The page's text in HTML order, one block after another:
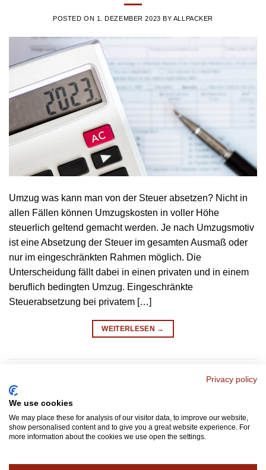
POSTED ON 1. DEZEMBER 2023 BY ALLPACKER
Umzug was kann man von der Steuer absetzen? Nicht in
allen Fällen können Umzugskosten in voller Höhe
steuerlich geltend gemacht werden. Je nach Umzugsmotiv
ist eine Absetzung der Steuer im gesamten Ausmaß oder
nur im eingeschränkten Rahmen möglich. Die
Unterscheidung fällt dabei in einen privaten und in einem
beruflich bedingten Umzug. Eingeschränkte
Steuerabsetzung bei privatem […]
WEITERLESEN →
1 2 3
Privacy policy
We use cookies
We may place these for analysis of our visitor data, to improve our website,
show personalised content and to give you a great website experience. For
more information about the cookies we use open the settings.